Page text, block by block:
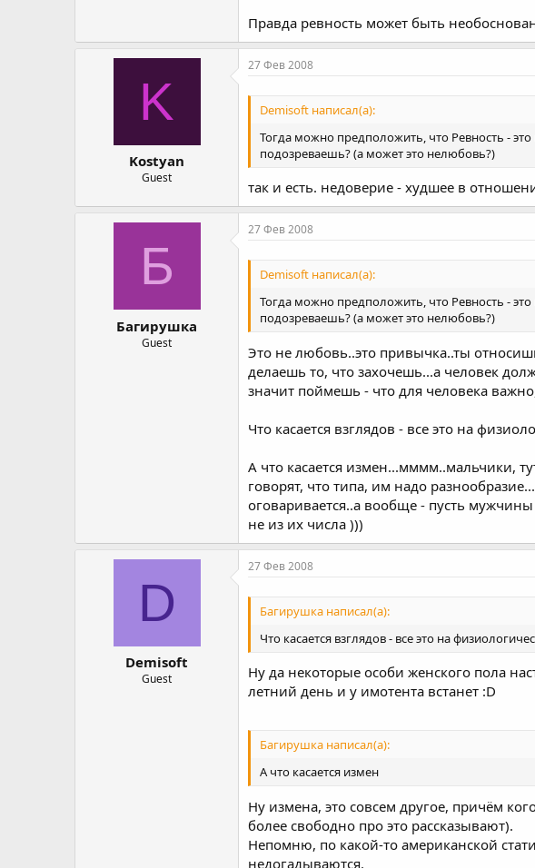
Правда ревность может быть
K
Kostyan
Guest
27 Фев 2008
Demisoft написал(а):
Тогда можно предположить, что Ревность -
подозреваешь? (а может это нелюбовь?)
так и есть. недоверие - худшее в
Б
Багирушка
Guest
27 Фев 2008
Demisoft написал(а):
Тогда можно предположить, что Ревность -
подозреваешь? (а может это нелюбовь?)
Это не любовь..это привычка..ты
делаешь то, что захочешь...а человек
значит поймешь - что для человека
Что касается взглядов - все это на
А что касается измен...мммм..мальчики,
говорят, что типа, им надо
оговаривается..а вообще - пусть
не из их числа )))
D
Demisoft
Guest
27 Фев 2008
Багирушка написал(а):
Что касается взглядов - все это на
Ну да некоторые особи женского пола
летний день и у имотента встанет :D
Багирушка написал(а):
А что касается измен
Ну измена, это совсем другое, причём
более свободно про это рассказывают).
Непомню, по какой-то американской
недогадываются.